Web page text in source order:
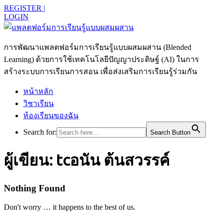
REGISTER |
LOGIN
การพัฒนาแพลตฟอร์มการเรียนรู้แบบผสมผสาน (Blended
Learning) ด้วยการใช้เทคโนโลยีปัญญาประดิษฐ์ (AI) ในการ
สร้างระบบการเรียนการสอน เพื่อส่งเสริมการเรียนรู้ร่วมกัน
หน้าหลัก
วิชาเรียน
ห้องเรียนของฉัน
Search for:
Search Button
ผู้เขียน: tcอนัน ต้นสวรรค์
Nothing Found
Don't worry … it happens to the best of us.